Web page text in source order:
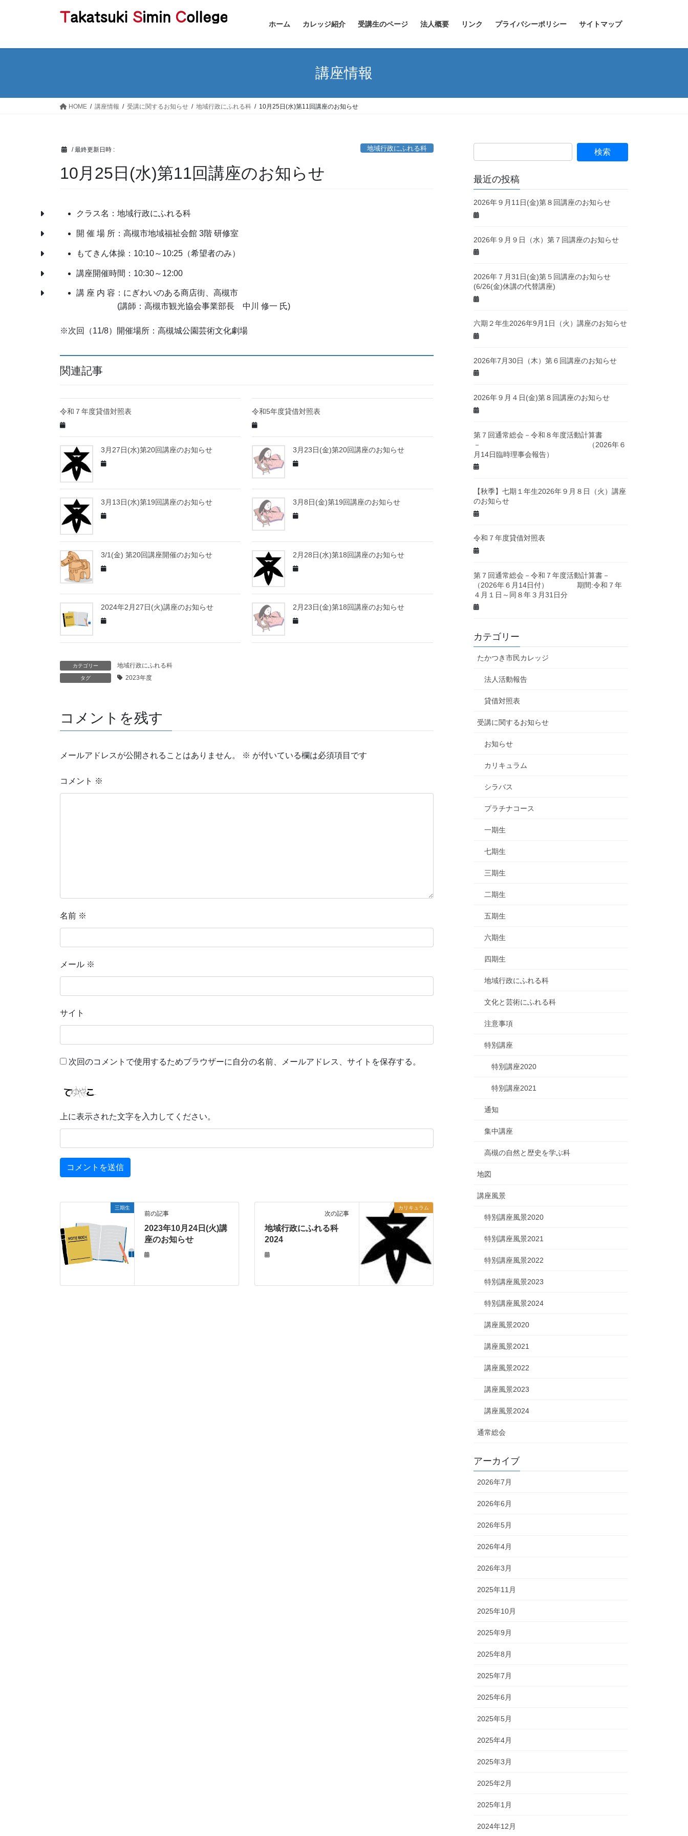
ホーム カレッジ紹介 受講生のページ 法人概要 リンク プライバシーポリシー サイトマップ
講座情報
HOME 講座情報 受講に関するお知らせ 地域行政にふれる科 10月25日(水)第11回講座のお知らせ
/ 最終更新日時 : 地域行政にふれる科
10月25日(水)第11回講座のお知らせ
クラス名：地域行政にふれる科
開 催 場 所：高槻市地域福祉会館 3階 研修室
もてきん体操：10:10～10:25（希望者のみ）
講座開催時間：10:30～12:00
講 座 内 容：にぎわいのある商店街、高槻市
(講師：高槻市観光協会事業部長 中川 修一 氏)
※次回（11/8）開催場所：高槻城公園芸術文化劇場
関連記事
令和７年度貸借対照表 令和5年度貸借対照表
3月27日(水)第20回講座のお知らせ 3月23日(金)第20回講座のお知らせ
3月13日(水)第19回講座のお知らせ 3月8日(金)第19回講座のお知らせ
3/1(金) 第20回講座開催のお知らせ 2月28日(水)第18回講座のお知らせ
2024年2月27日(火)講座のお知らせ 2月23日(金)第18回講座のお知らせ
カテゴリー 地域行政にふれる科
タグ 2023年度
コメントを残す
メールアドレスが公開されることはありません。 ※ が付いている欄は必須項目です
コメント ※
名前 ※
メール ※
サイト
次回のコメントで使用するためブラウザーに自分の名前、メールアドレス、サイトを保存する。
上に表示された文字を入力してください。
三期生
前の記事
2023年10月24日(火)講
座のお知らせ
カリキュラム
次の記事
地域行政にふれる科
2024
最近の投稿
2026年９月11日(金)第８回講座のお知らせ
2026年９月９日（水）第７回講座のお知らせ
2026年７月31日(金)第５回講座のお知らせ
(6/26(金)休講の代替講座)
六期２年生2026年9月1日（火）講座のお知らせ
2026年7月30日（木）第６回講座のお知らせ
2026年９月４日(金)第８回講座のお知らせ
第７回通常総会－令和８年度活動計算書
－ （2026年６
月14日臨時理事会報告）
【秋季】七期１年生2026年９月８日（火）講座
のお知らせ
令和７年度貸借対照表
第７回通常総会－令和７年度活動計算書－
（2026年６月14日付） 期間:令和７年
４月１日～同８年３月31日分
カテゴリー
たかつき市民カレッジ
法人活動報告
貸借対照表
受講に関するお知らせ
お知らせ
カリキュラム
シラバス
プラチナコース
一期生
七期生
三期生
二期生
五期生
六期生
四期生
地域行政にふれる科
文化と芸術にふれる科
注意事項
特別講座
特別講座2020
特別講座2021
通知
集中講座
高槻の自然と歴史を学ぶ科
地図
講座風景
特別講座風景2020
特別講座風景2021
特別講座風景2022
特別講座風景2023
特別講座風景2024
講座風景2020
講座風景2021
講座風景2022
講座風景2023
講座風景2024
通常総会
アーカイブ
2026年7月
2026年6月
2026年5月
2026年4月
2026年3月
2025年11月
2025年10月
2025年9月
2025年8月
2025年7月
2025年6月
2025年5月
2025年4月
2025年3月
2025年2月
2025年1月
2024年12月